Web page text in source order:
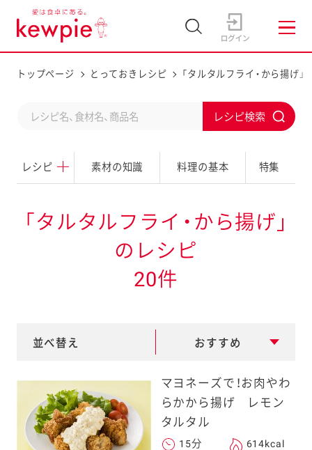
トップページ とっておきレシピ 「タルタルフライ・から揚げ」
レシピ 素材の知識 料理の基本 特集
d
b
「タルタルフライ・から揚げ」
のレシピ
20件
並べ替え おすすめ
マヨネーズで！お肉やわ
らかから揚げ レモン
タルタル
15分 614kcal